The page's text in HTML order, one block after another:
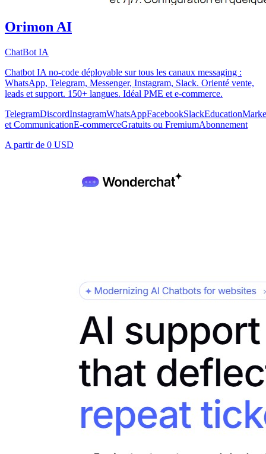
Orimon AI
ChatBot IA
Chatbot IA no-code déployable sur tous les canaux messaging :
WhatsApp, Telegram, Messenger, Instagram, Slack. Orienté vente,
leads et support. 150+ langues. Idéal PME et e-commerce.
TelegramDiscordInstagramWhatsAppFacebookSlackEducation
et CommunicationE-commerceGratuits ou FremiumAbonnement
A partir de 0 USD